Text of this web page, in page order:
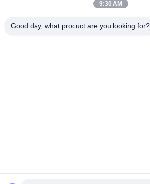
9:30 AM
Good day, what product are you looking for?